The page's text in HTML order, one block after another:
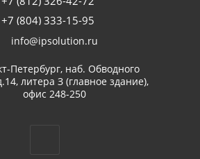
+7 (804) 333-15-95
info@ipsolution.ru
Петербург, наб. Обводного
литера З (главное здание),
офис 248-250